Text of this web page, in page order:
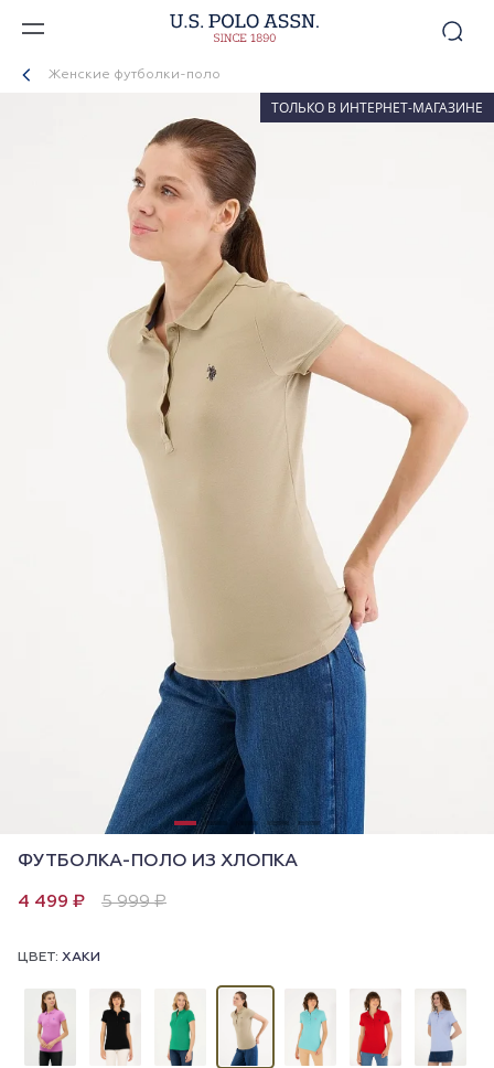
Женские футболки-поло
ТОЛЬКО В ИНТЕРНЕТ-МАГАЗИНЕ
ФУТБОЛКА-ПОЛО ИЗ ХЛОПКА
4 499 ₽ 5 999 ₽
ЦВЕТ: ХАКИ